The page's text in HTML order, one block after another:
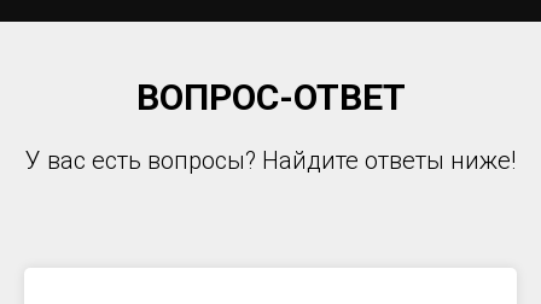
ВОПРОС-ОТВЕТ
У вас есть вопросы? Найдите ответы ниже!